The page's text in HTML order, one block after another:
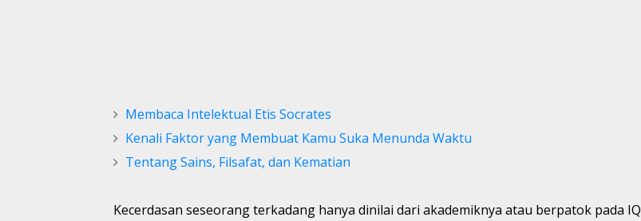
Membaca Intelektual Etis Socrates
Kenali Faktor yang Membuat Kamu Suka Menunda Waktu
Tentang Sains, Filsafat, dan Kematian
Kecerdasan seseorang terkadang hanya dinilai dari akademiknya atau berpatok pada IQ